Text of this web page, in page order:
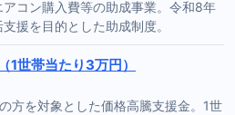
コン購入費等の助成事業。令和8年
援を目的とした助成制度。
1世帯当たり3万円）
方を対象とした価格高騰支援金。1世